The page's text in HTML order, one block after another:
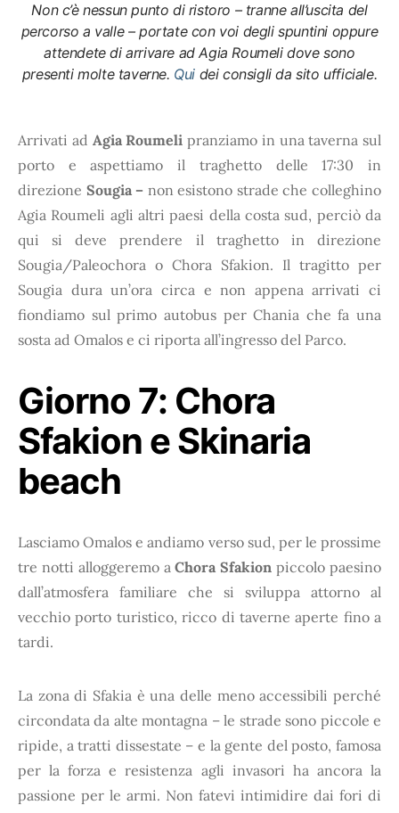
Non c’è nessun punto di ristoro – tranne all’uscita del
percorso a valle – portate con voi degli spuntini oppure
attendete di arrivare ad Agia Roumeli dove sono
presenti molte taverne. Qui dei consigli da sito ufficiale.
Arrivati ad Agia Roumeli pranziamo in una taverna sul
porto e aspettiamo il traghetto delle 17:30 in
direzione Sougia – non esistono strade che colleghino
Agia Roumeli agli altri paesi della costa sud, perciò da
qui si deve prendere il traghetto in direzione
Sougia/Paleochora o Chora Sfakion. Il tragitto per
Sougia dura un’ora circa e non appena arrivati ci
fiondiamo sul primo autobus per Chania che fa una
sosta ad Omalos e ci riporta all’ingresso del Parco.
Giorno 7: Chora
Sfakion e Skinaria
beach
Lasciamo Omalos e andiamo verso sud, per le prossime
tre notti alloggeremo aChora Sfakion piccolo paesino
dall’atmosfera familiare che si sviluppa attorno al
vecchio porto turistico, ricco di taverne aperte fino a
tardi.
La zona di Sfakia è una delle meno accessibili perché
circondata da alte montagna – le strade sono piccole e
ripide, a tratti dissestate – e la gente del posto, famosa
per la forza e resistenza agli invasori ha ancora la
passione per le armi. Non fatevi intimidire dai fori di